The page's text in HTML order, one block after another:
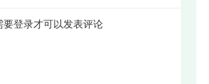
要登录才可以发表评论